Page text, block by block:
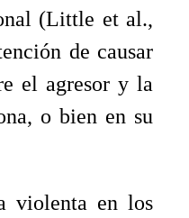
(Little et al.,
de causar
el agresor y la
o bien en su
violenta en los